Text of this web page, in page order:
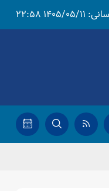
1405/05/11 22:58